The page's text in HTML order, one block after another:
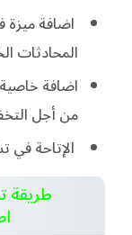
اضافة
المحادثات
اضافة
من أجل
الإتاحة في
طريقة